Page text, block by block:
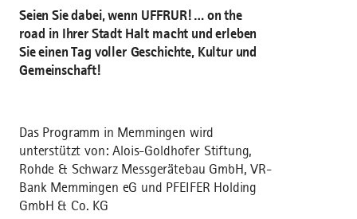
Seien Sie dabei, wenn UFFRUR! … on the
road in Ihrer Stadt Halt macht und erleben
Sie einen Tag voller Geschichte, Kultur und
Gemeinschaft!
Das Programm in Memmingen wird
unterstützt von: Alois-Goldhofer Stiftung,
Rohde & Schwarz Messgerätebau GmbH, VR-
Bank Memmingen eG und PFEIFER Holding
GmbH & Co. KG